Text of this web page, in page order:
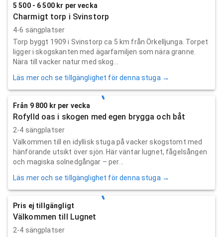
5 500 - 6 500 kr per vecka
Charmigt torp i Svinstorp
4-6 sängplatser
Torp byggt 1909 i Svinstorp ca 5 km från Örkelljunga. Torpet
ligger i skogskanten med ägarfamiljen som nära granne.
Nära till vacker natur med skog...
Läs mer och se tillgänglighet för denna stuga →
Från 9 800 kr per vecka
Rofylld oas i skogen med egen brygga och båt
2-4 sängplatser
Välkommen till en idyllisk stuga på vacker skogstomt med
hänförande utsikt över sjön. Här väntar lugnet, fågelsången
och magiska solnedgångar – per...
Läs mer och se tillgänglighet för denna stuga →
Pris ej tillgängligt
Välkommen till Lugnet
2-4 sängplatser